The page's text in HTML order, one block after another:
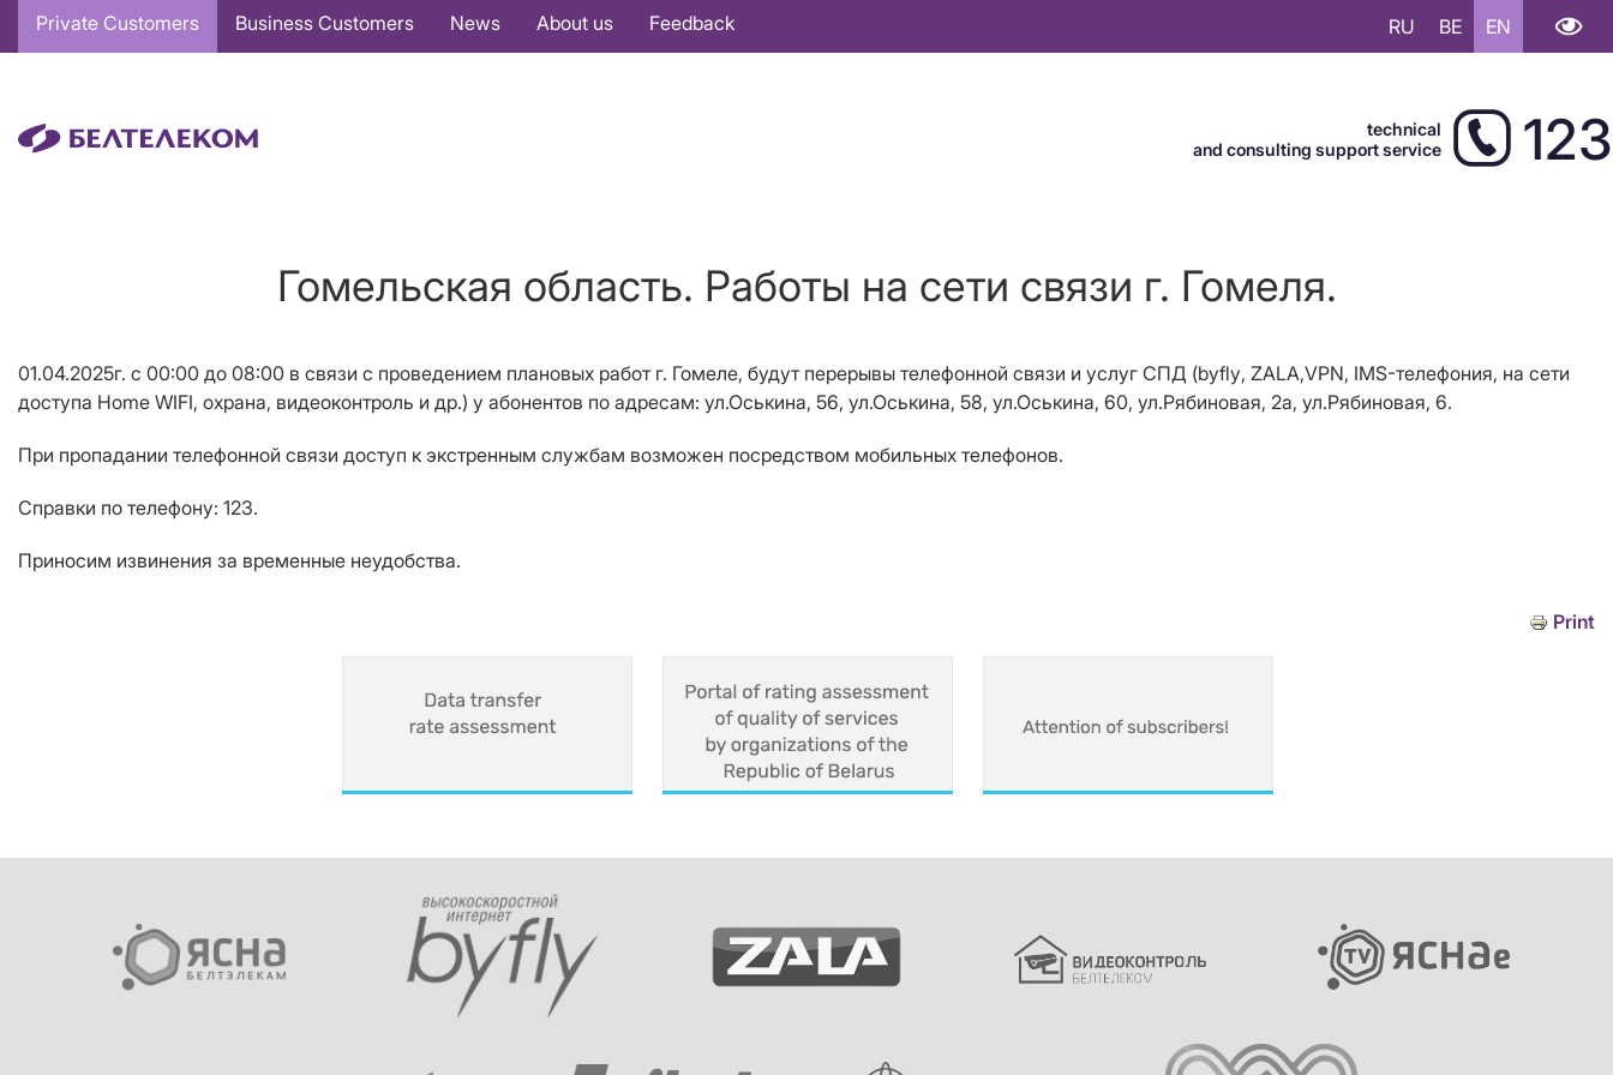
Основная
навигация
Private Customers Business Customers News About us Feedback RU BE EN
technical
and consulting support service
123
Гомельская область. Работы на сети связи г. Гомеля.
01.04.2025г. с 00:00 до 08:00 в связи с проведением плановых работ г. Гомеле, будут перерывы телефонной связи и услуг СПД (byfly, ZALA,VPN, IMS-телефония, на сети
доступа Home WIFI, охрана, видеоконтроль и др.) у абонентов по адресам: ул.Оськина, 56, ул.Оськина, 58, ул.Оськина, 60, ул.Рябиновая, 2а, ул.Рябиновая, 6.
При пропадании телефонной связи доступ к экстренным службам возможен посредством мобильных телефонов.
Справки по телефону: 123.
Приносим извинения за временные неудобства.
Print